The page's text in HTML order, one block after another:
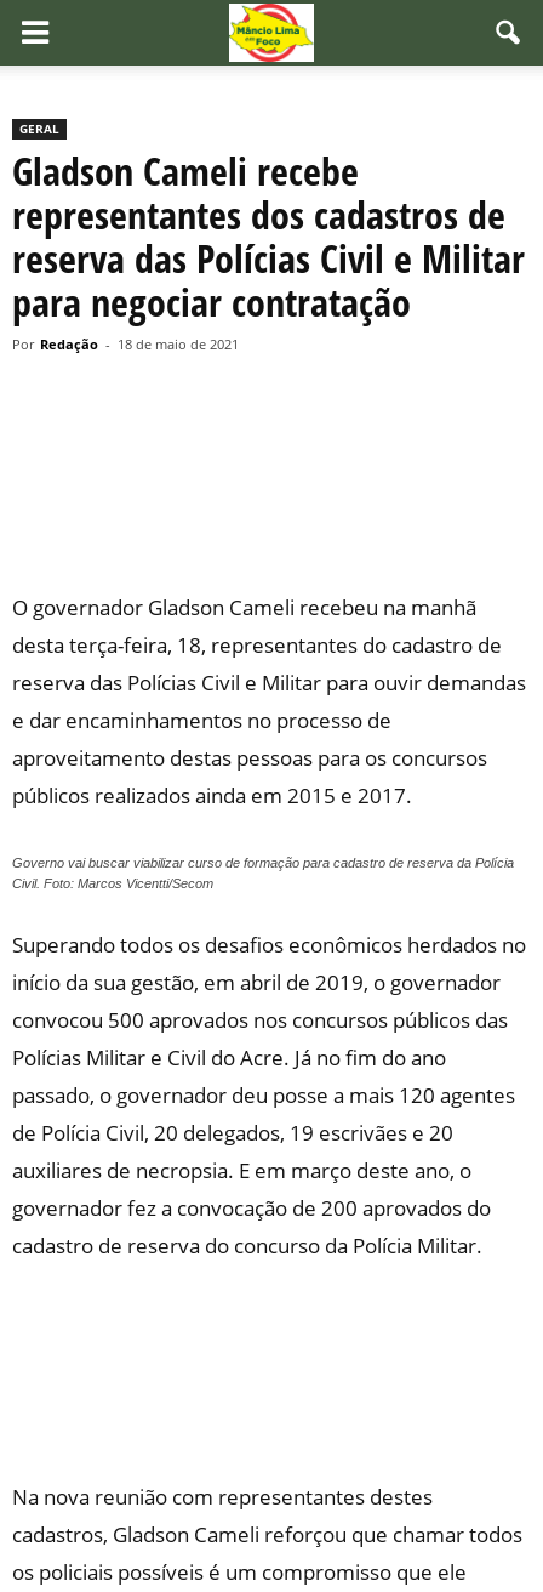
GERAL
Gladson Cameli recebe
representantes dos cadastros de
reserva das Polícias Civil e Militar
para negociar contratação
Por Redação - 18 de maio de 2021
O governador Gladson Cameli recebeu na manhã
desta terça-feira, 18, representantes do cadastro de
reserva das Polícias Civil e Militar para ouvir demandas
e dar encaminhamentos no processo de
aproveitamento destas pessoas para os concursos
públicos realizados ainda em 2015 e 2017.
Governo vai buscar viabilizar curso de formação para cadastro de reserva da Polícia
Civil. Foto: Marcos Vicentti/Secom
Superando todos os desafios econômicos herdados no
início da sua gestão, em abril de 2019, o governador
convocou 500 aprovados nos concursos públicos das
Polícias Militar e Civil do Acre. Já no fim do ano
passado, o governador deu posse a mais 120 agentes
de Polícia Civil, 20 delegados, 19 escrivães e 20
auxiliares de necropsia. E em março deste ano, o
governador fez a convocação de 200 aprovados do
cadastro de reserva do concurso da Polícia Militar.
Na nova reunião com representantes destes
cadastros, Gladson Cameli reforçou que chamar todos
os policiais possíveis é um compromisso que ele